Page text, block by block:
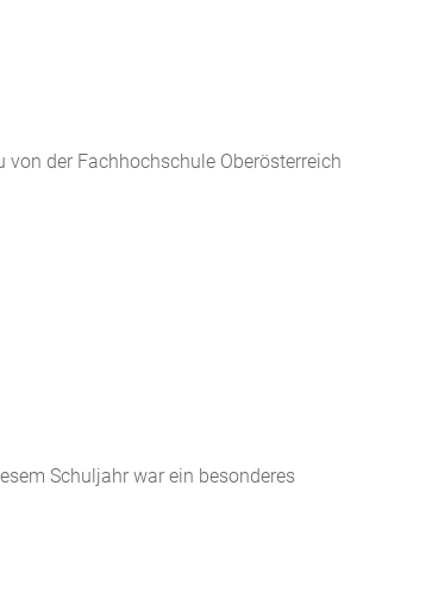
von der Fachhochschule Oberösterreich
Schuljahr war ein besonderes